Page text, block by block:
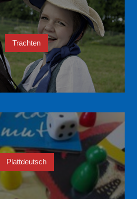
Trachten
Plattdeutsch